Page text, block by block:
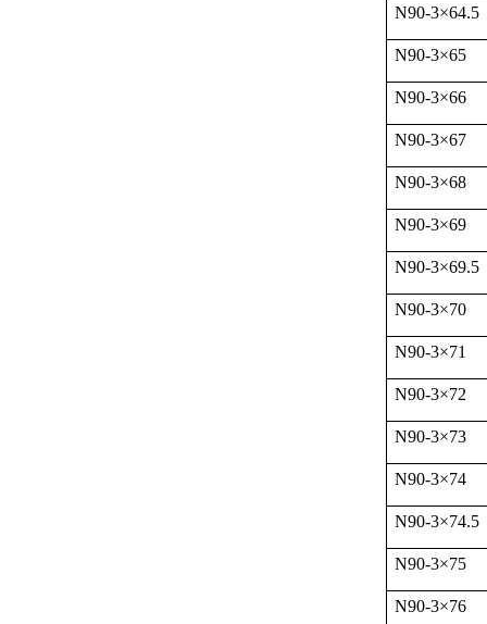
N90-3×64.5
N90-3×65
N90-3×66
N90-3×67
N90-3×68
N90-3×69
N90-3×69.5
N90-3×70
N90-3×71
N90-3×72
N90-3×73
N90-3×74
N90-3×74.5
N90-3×75
N90-3×76